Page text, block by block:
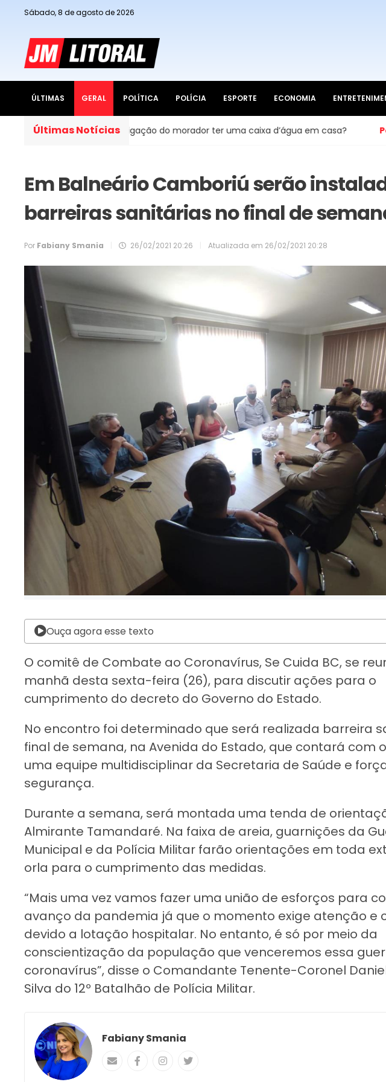
Sábado, 8 de agosto de 2026
ÚLTIMAS GERAL POLÍTICA POLÍCIA ESPORTE ECONOMIA
Últimas Notícias
do Brasil, é obrigação do morador ter uma caixa d’água em casa? Política -
Em Balneário Camboriú serão
barreiras sanitárias no final de
Por Fabiany Smania 26/02/2021 20:26 Atualizada em 26/02/2021 20:28
Ouça agora esse texto
O comitê de Combate ao Coronavírus, Se Cuida BC, se
manhã desta sexta-feira (26), para discutir ações para o
cumprimento do decreto do Governo do Estado.
No encontro foi determinado que será realizada barreira
final de semana, na Avenida do Estado, que contará com
uma equipe multidisciplinar da Secretaria de Saúde e
segurança.
Durante a semana, será montada uma tenda de
Almirante Tamandaré. Na faixa de areia, guarnições da
Municipal e da Polícia Militar farão orientações em toda
orla para o cumprimento das medidas.
“Mais uma vez vamos fazer uma união de esforços para
avanço da pandemia já que o momento exige atenção e
devido a lotação hospitalar. No entanto, é só por meio da
conscientização da população que venceremos essa
coronavírus”, disse o Comandante Tenente-Coronel
Silva do 12º Batalhão de Polícia Militar.
Fabiany Smania